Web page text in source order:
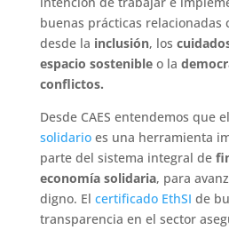
buenas prácticas relacionadas
desde la inclusión, los
espacio sostenibleo la
conflictos.
Desde CAES entendemos que el
solidarioes una herramienta
parte del sistema integral de
economía solidaria, para
digno. El certificado EthSI de
transparencia en el sector